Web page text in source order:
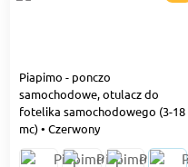
Piapimo - ponczo
samochodowe, otulacz do
fotelika samochodowego (3-18
mc) • Czerwony